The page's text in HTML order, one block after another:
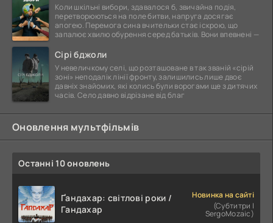
Коли шкільні вибори, здавалося б, звичайна подія,
перетворюються на поле битви, напруга досягає
апогею. Перемога сина вчительки стає іскрою, що
запалює хвилю обурення серед батьків. Вони впевнені —
Сірі бджоли
У невеличкому селі, що розташоване в так званій «сірій
зоні» неподалік лінії фронту, залишились лише двоє
давніх знайомих, які колись були ворогами ще з дитячих
часів. Село давно відрізане від благ
Оновлення мультфільмів
Останні 10 оновлень
Ґандахар: світлові роки /
Гандахар
Новинка на сайті
(Субтитри |
SergoMozaic)